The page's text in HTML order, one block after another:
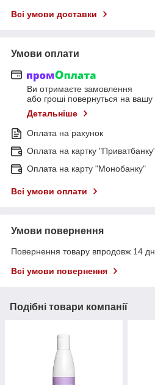
Всі умови доставки
Умови оплати
Ви отримаєте замовлення
або гроші повернуться на вашу
Детальніше
Оплата на рахунок
Оплата на картку
Оплата на карту "Монобанку"
Всі умови оплати
Умови повернення
Повернення товару впродовж 14
Всі умови повернення
Подібні товари компанії